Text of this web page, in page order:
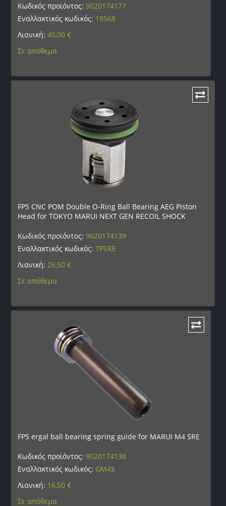
Κωδικός προϊόντος:9020174177
Εναλλακτικός κωδικός: 19568
Λιανική:45,00€
Σε απόθεμα
FPS CNC POM Double O-Ring Ball Bearing AEG Piston
Head for TOKYO MARUI NEXT GEN RECOIL SHOCK
Κωδικός προϊόντος:9020174139
Εναλλακτικός κωδικός:TPSRE
Λιανική: 26,50€
Σε απόθεμα
FPS ergal ball bearing spring guide for MARUI M4 SRE
Κωδικός προϊόντος:9020174138
Εναλλακτικός κωδικός: GM4S
Λιανική: 16,50€
Σε απόθεμα